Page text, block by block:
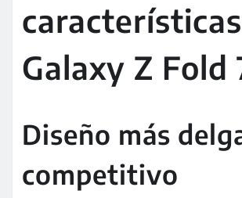
Galaxy Z Fold
Diseño más
competitivo